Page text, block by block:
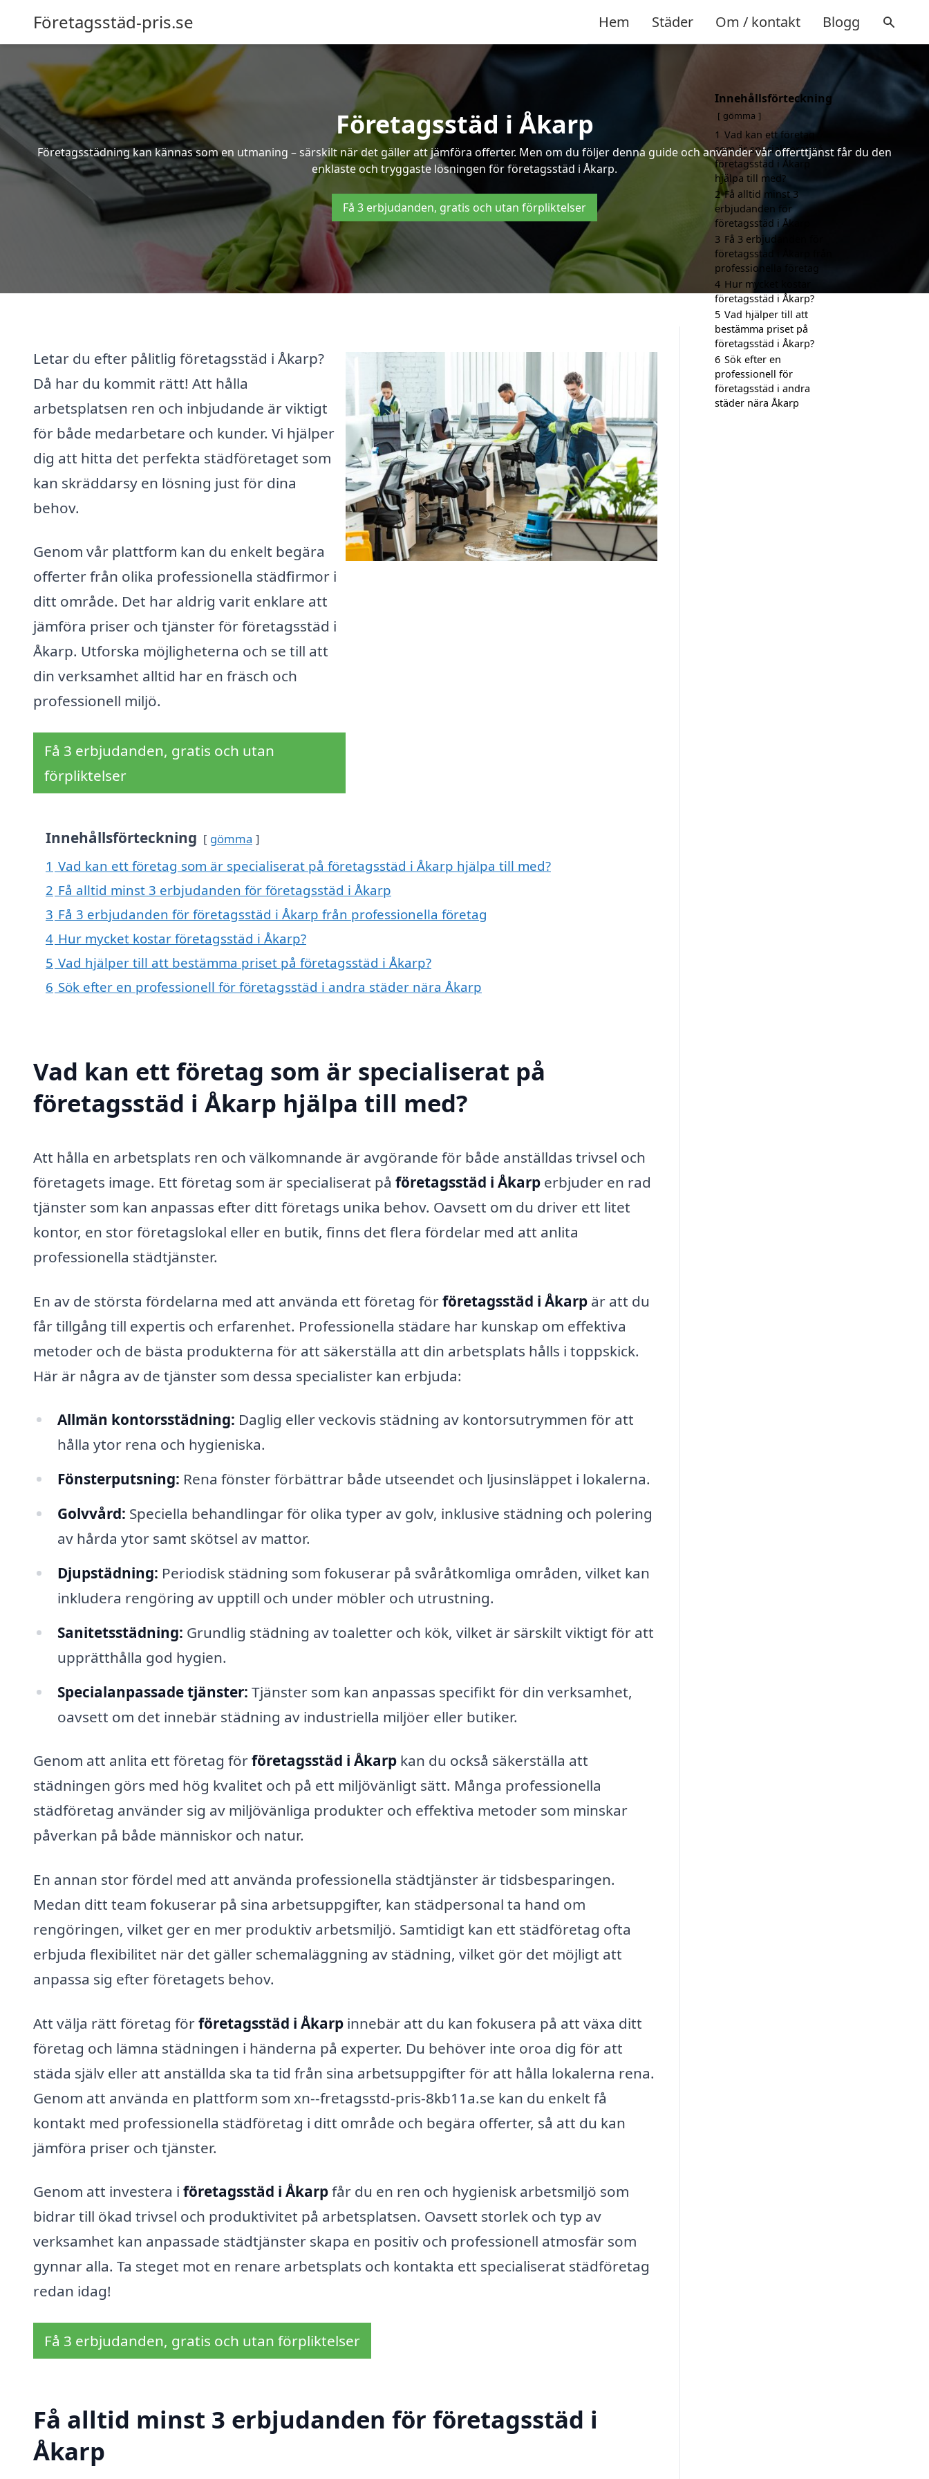
Företagsstäd-pris.se Hem Städer Om / kontakt Blogg
Företagsstäd i Åkarp
Företagsstädning kan kännas som en utmaning – särskilt när det gäller att jämföra offerter. Men om du följer denna guide och använder vår offerttjänst får du den
enklaste och tryggaste lösningen för företagsstäd i Åkarp.
Få 3 erbjudanden, gratis och utan förpliktelser
Letar du efter pålitlig företagsstäd i Åkarp?
Då har du kommit rätt! Att hålla
arbetsplatsen ren och inbjudande är viktigt
för både medarbetare och kunder. Vi hjälper
dig att hitta det perfekta städföretaget som
kan skräddarsy en lösning just för dina
behov.
Genom vår plattform kan du enkelt begära
offerter från olika professionella städfirmor i
ditt område. Det har aldrig varit enklare att
jämföra priser och tjänster för företagsstäd i
Åkarp. Utforska möjligheterna och se till att
din verksamhet alltid har en fräsch och
professionell miljö.
Få 3 erbjudanden, gratis och utan
förpliktelser
Innehållsförteckning gömma
1 Vad kan ett företag som är specialiserat på företagsstäd i Åkarp hjälpa till med?
2 Få alltid minst 3 erbjudanden för företagsstäd i Åkarp
3 Få 3 erbjudanden för företagsstäd i Åkarp från professionella företag
4 Hur mycket kostar företagsstäd i Åkarp?
5 Vad hjälper till att bestämma priset på företagsstäd i Åkarp?
6 Sök efter en professionell för företagsstäd i andra städer nära Åkarp
Vad kan ett företag som är specialiserat på
företagsstäd i Åkarp hjälpa till med?
Att hålla en arbetsplats ren och välkomnande är avgörande för både anställdas trivsel och
företagets image. Ett företag som är specialiserat på företagsstäd i Åkarp erbjuder en rad
tjänster som kan anpassas efter ditt företags unika behov. Oavsett om du driver ett litet
kontor, en stor företagslokal eller en butik, finns det flera fördelar med att anlita
professionella städtjänster.
En av de största fördelarna med att använda ett företag förföretagsstäd i Åkarp är att du
får tillgång till expertis och erfarenhet. Professionella städare har kunskap om effektiva
metoder och de bästa produkterna för att säkerställa att din arbetsplats hålls i toppskick.
Här är några av de tjänster som dessa specialister kan erbjuda:
Allmän kontorsstädning: Daglig eller veckovis städning av kontorsutrymmen för att
hålla ytor rena och hygieniska.
Fönsterputsning: Rena fönster förbättrar både utseendet och ljusinsläppet i lokalerna.
Golvvård: Speciella behandlingar för olika typer av golv, inklusive städning och polering
av hårda ytor samt skötsel av mattor.
Djupstädning: Periodisk städning som fokuserar på svåråtkomliga områden, vilket kan
inkludera rengöring av upptill och under möbler och utrustning.
Sanitetsstädning: Grundlig städning av toaletter och kök, vilket är särskilt viktigt för att
upprätthålla god hygien.
Specialanpassade tjänster: Tjänster som kan anpassas specifikt för din verksamhet,
oavsett om det innebär städning av industriella miljöer eller butiker.
Genom att anlita ett företag förföretagsstäd i Åkarp kan du också säkerställa att
städningen görs med hög kvalitet och på ett miljövänligt sätt. Många professionella
städföretag använder sig av miljövänliga produkter och effektiva metoder som minskar
påverkan på både människor och natur.
En annan stor fördel med att använda professionella städtjänster är tidsbesparingen.
Medan ditt team fokuserar på sina arbetsuppgifter, kan städpersonal ta hand om
rengöringen, vilket ger en mer produktiv arbetsmiljö. Samtidigt kan ett städföretag ofta
erbjuda flexibilitet när det gäller schemaläggning av städning, vilket gör det möjligt att
anpassa sig efter företagets behov.
Att välja rätt företag förföretagsstäd i Åkarp innebär att du kan fokusera på att växa ditt
företag och lämna städningen i händerna på experter. Du behöver inte oroa dig för att
städa själv eller att anställda ska ta tid från sina arbetsuppgifter för att hålla lokalerna rena.
Genom att använda en plattform som xn--fretagsstd-pris-8kb11a.se kan du enkelt få
kontakt med professionella städföretag i ditt område och begära offerter, så att du kan
jämföra priser och tjänster.
Genom att investera i företagsstäd i Åkarpfår du en ren och hygienisk arbetsmiljö som
bidrar till ökad trivsel och produktivitet på arbetsplatsen. Oavsett storlek och typ av
verksamhet kan anpassade städtjänster skapa en positiv och professionell atmosfär som
gynnar alla. Ta steget mot en renare arbetsplats och kontakta ett specialiserat städföretag
redan idag!
Få 3 erbjudanden, gratis och utan förpliktelser
Få alltid minst 3 erbjudanden för företagsstäd i
Åkarp
Innehållsförteckning
gömma
1 Vad kan ett företag
som är specialiserat på
företagsstäd i Åkarp
hjälpa till med?
2 Få alltid minst 3
erbjudanden för
företagsstäd i Åkarp
3 Få 3 erbjudanden för
företagsstäd i Åkarp från
professionella företag
4 Hur mycket kostar
företagsstäd i Åkarp?
5 Vad hjälper till att
bestämma priset på
företagsstäd i Åkarp?
6 Sök efter en
professionell för
företagsstäd i andra
städer nära Åkarp